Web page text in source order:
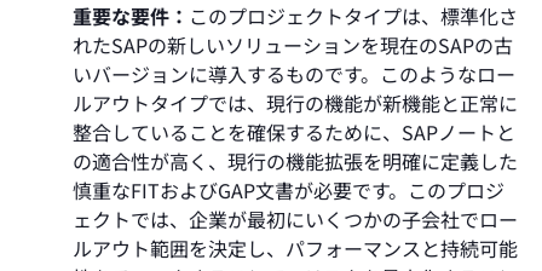
重要な要件： このプロジェクトタイプは、標準化さ
れたSAPの新しいソリューションを現在のSAPの古
いバージョンに導入するものです。このようなロー
ルアウトタイプでは、現行の機能が新機能と正常に
整合していることを確保するために、SAPノートと
の適合性が高く、現行の機能拡張を明確に定義した
慎重なFITおよびGAP文書が必要です。このプロジ
ェクトでは、企業が最初にいくつかの子会社でロー
ルアウト範囲を決定し、パフォーマンスと持続可能